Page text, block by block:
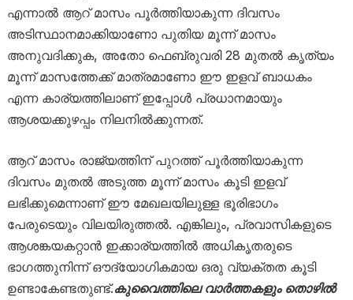
എന്നാൽ ആറ് മാസം പൂർത്തിയാകുന്ന ദിവസം
അടിസ്ഥാനമാക്കിയാണോ പുതിയ മൂന്ന് മാസം
അനുവദിക്കുക, അതോ ഫെബ്രുവരി 28 മുതൽ കൃത്യം
മൂന്ന് മാസത്തേക്ക് മാത്രമാണോ ഈ ഇളവ് ബാധകം
എന്ന കാര്യത്തിലാണ് ഇപ്പോൾ പ്രധാനമായും
ആശയക്കുഴപ്പം നിലനിൽക്കുന്നത്.
ആറ് മാസം രാജ്യത്തിന് പുറത്ത് പൂർത്തിയാകുന്ന
ദിവസം മുതൽ അടുത്ത മൂന്ന് മാസം കൂടി ഇളവ്
ലഭിക്കുമെന്നാണ് ഈ മേഖലയിലുള്ള ഭൂരിഭാഗം
പേരുടെയും വിലയിരുത്തൽ. എങ്കിലും, പ്രവാസികളുടെ
ആശങ്കയകറ്റാൻ ഇക്കാര്യത്തിൽ അധികൃതരുടെ
ഭാഗത്തുനിന്ന് ഔദ്യോഗികമായ ഒരു വ്യക്തത കൂടി
ഉണ്ടാകേണ്ടതുണ്ട്.കുവൈത്തിലെ വാർത്തകളും തൊഴിൽ